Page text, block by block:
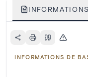
INFORMATIONS
INFORMATIONS DE